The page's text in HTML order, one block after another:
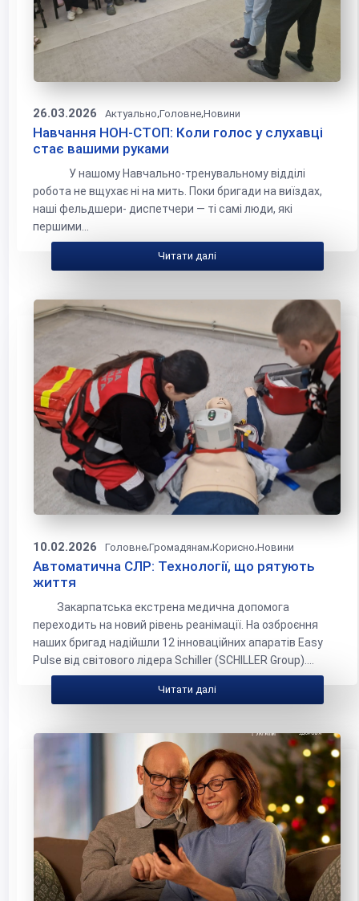
26.03.2026 Актуально,Головне,Новини
Навчання НОН-СТОП: Коли голос у слухавці
стає вашими руками
У нашому Навчально-тренувальному відділі
робота не вщухає ні на мить. Поки бригади на виїздах,
наші фельдшери- диспетчери — ті самі люди, які
першими...
Читати далі
10.02.2026 Головне,Громадянам,Корисно,Новини
Автоматична СЛР: Технології, що рятують
життя
Закарпатська екстрена медична допомога
переходить на новий рівень реанімації. На озброєння
наших бригад надійшли 12 інноваційних апаратів Easy
Pulse від світового лідера Schiller (SCHILLER Group)....
Читати далі